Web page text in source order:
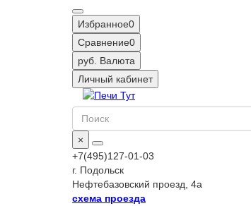
Избранное0
Сравнение0
руб. Валюта
Личный кабинет
×
+7(495)127-01-03
г. Подольск
Нефтебазовский проезд, 4а
схема проезда